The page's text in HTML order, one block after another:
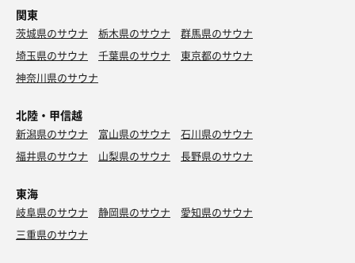
関東
茨城県のサウナ 栃木県のサウナ
群馬県のサウナ
埼玉県のサウナ
千葉県のサウナ
東京都のサウナ
神奈川県のサウナ
北陸・甲信越
新潟県のサウナ 富山県のサウナ
石川県のサウナ
福井県のサウナ
山梨県のサウナ 長野県のサウナ
東海
岐阜県のサウナ 静岡県のサウナ
愛知県のサウナ
三重県のサウナ